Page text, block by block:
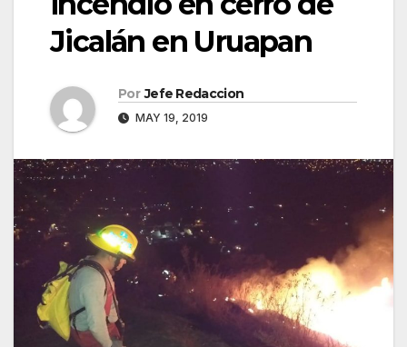
Jicalán en Uruapan
Por Jefe Redaccion
MAY 19, 2019